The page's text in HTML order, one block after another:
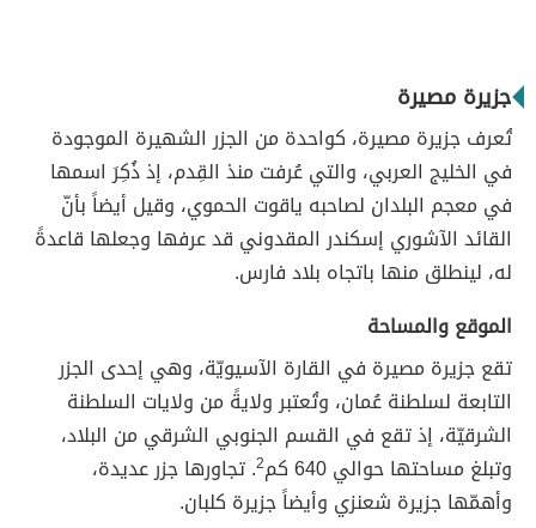
جزيرة مصيرة
تُعرف جزيرة مصيرة، كواحدة من الجزر الشهيرة الموجودة
في الخليج العربي، والتي عُرفت منذ القِدم، إذ ذُكِرَ اسمها
في معجم البلدان لصاحبه ياقوت الحموي، وقيل أيضاً بأنّ
القائد الآشوري إسكندر المقدوني قد عرفها وجعلها قاعدةً
له، لينطلق منها باتجاه بلاد فارس.
الموقع والمساحة
تقع جزيرة مصيرة في القارة الآسيويّة، وهي إحدى الجزر
التابعة لسلطنة عُمان، وتُعتبر ولايةً من ولايات السلطنة
الشرقيّة، إذ تقع في القسم الجنوبي الشرقي من البلاد،
وتبلغ مساحتها حوالي 640 كم
2. تجاورها جزر عديدة،
وأهمّها جزيرة شعنزي وأيضاً جزيرة كلبان.